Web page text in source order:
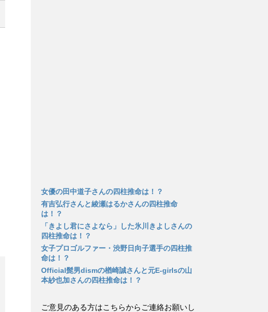
女優の田中道子さんの四柱推命は！？
有吉弘行さんと綾瀬はるかさんの四柱推命
は！？
「きよし君にさよなら」した氷川きよしさんの
四柱推命は！？
女子プロゴルファー・渋野日向子選手の四柱推
命は！？
Official髭男dismの楢崎誠さんと元E-girlsの山
本紗也加さんの四柱推命は！？
ご意見のある方はこちらからご連絡お願いし